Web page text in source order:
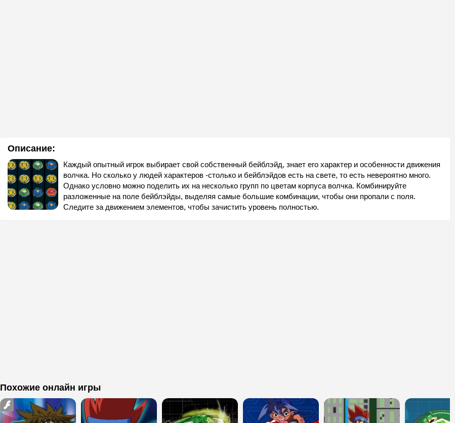
Описание:
Каждый опытный игрок выбирает свой собственный бейблэйд, знает его характер и особенности движения
волчка. Но сколько у людей характеров -столько и бейблэйдов есть на свете, то есть невероятно много.
Однако условно можно поделить их на несколько групп по цветам корпуса волчка. Комбинируйте
разложенные на поле бейблэйды, выделяя самые большие комбинации, чтобы они пропали с поля.
Следите за движением элементов, чтобы зачистить уровень полностью.
Похожие онлайн игры